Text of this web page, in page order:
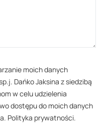
moich danych
Dańko Jaksina z siedzibą
w celu udzielenia
dostępu do moich danych
Polityka prywatności.